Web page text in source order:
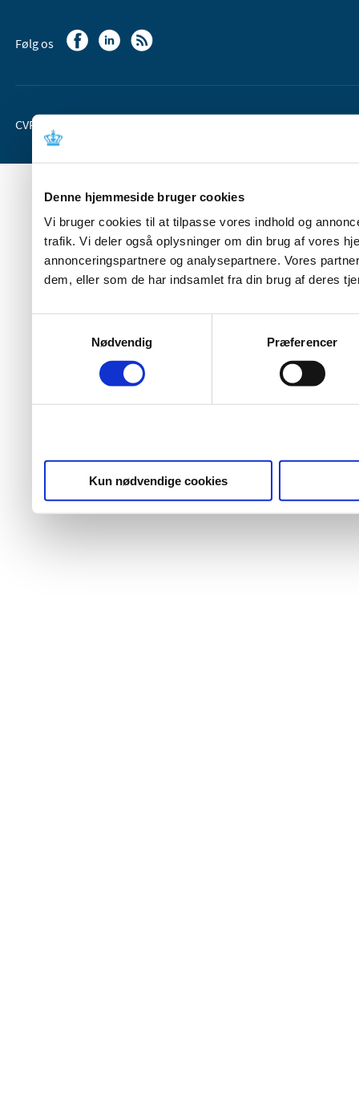
Denne hjemmeside bruger cookies
Vi bruger cookies til at tilpasse vores indhold og
trafik. Vi deler også oplysninger om din brug af vores
annonceringspartnere og analysepartnere. Vores
dem, eller som de har indsamlet fra din brug af deres
Nødvendig
Præferencer
Kun nødvendige cookies
Følg os
CVR-nr. 37 05 24 85